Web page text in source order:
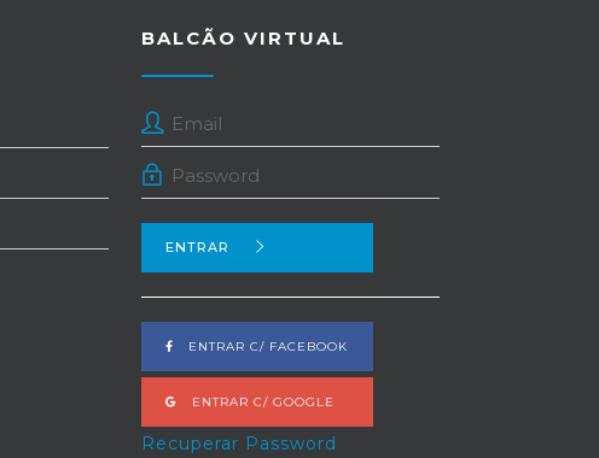
BALCÃO VIRTUAL
ENTRAR
ENTRAR C/ FACEBOOK
ENTRAR C/ GOOGLE
Recuperar Password